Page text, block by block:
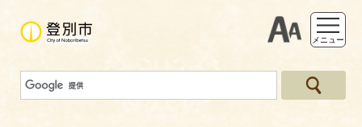
支援ツー
メニュー